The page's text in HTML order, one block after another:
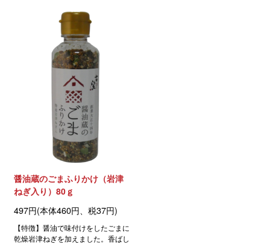
醤油蔵のごまふりかけ（岩津
ねぎ入り）80ｇ
497円(本体460円、税37円)
【特徴】醤油で味付けをしたごまに
乾燥岩津ねぎを加えました。香ばし